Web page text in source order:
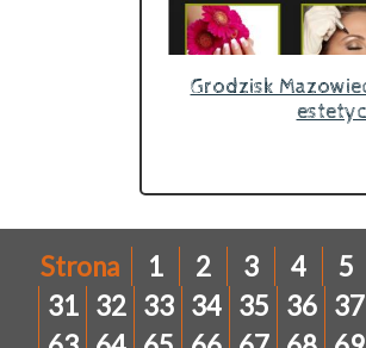
Grodzisk
Strona 1 2 3 4 5
31 32 33 34 35 36 37